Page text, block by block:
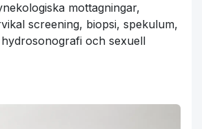
mottagningar,
screening, biopsi, spekulum,
och sexuell